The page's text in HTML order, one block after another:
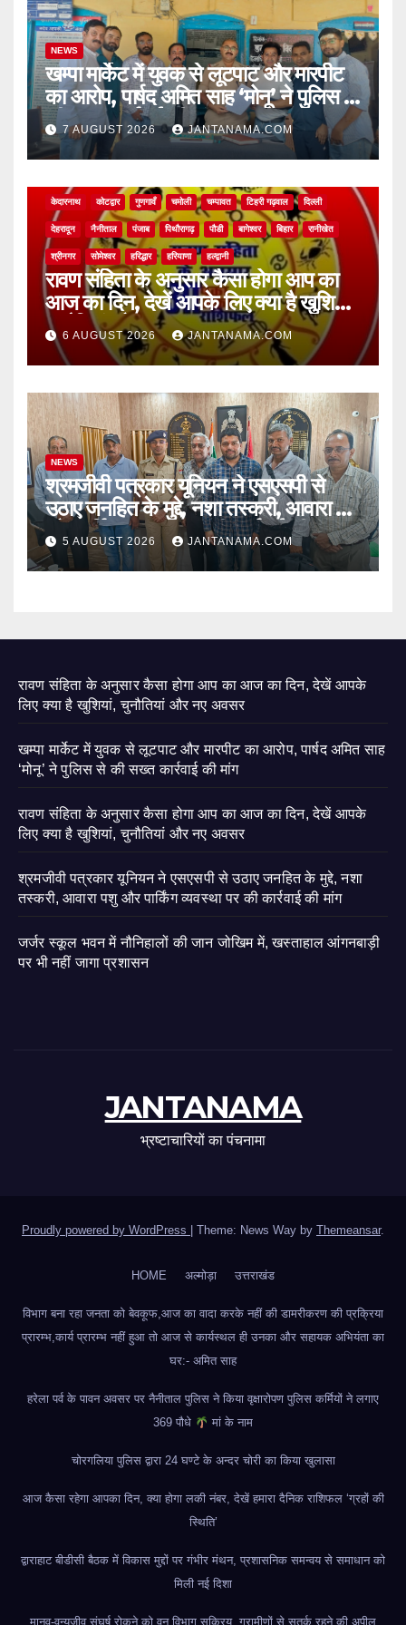
NEWS
खम्पा मार्केट में युवक से लूटपाट और मारपीट
का आरोप, पार्षद अमित साह ‘मोनू’ ने पुलिस से
की सख्त कार्रवाई की मांग
7 AUGUST 2026 JANTANAMA.COM
केदारनाथ कोटद्वार गुणगावँ चमोली चम्पावत टिहरी गढ़वाल दिल्ली
देहरादून नैनीताल पंजाब पिथौरागढ़ पौडी बागेश्वर बिहार रानीखेत
श्रीनगर सोमेश्वर हरिद्धार हरियाणा हल्द्वानी
रावण संहिता के अनुसार कैसा होगा आप का
आज का दिन, देखें आपके लिए क्या है खुशियां,
चुनौतियां और नए अवसर
6 AUGUST 2026 JANTANAMA.COM
NEWS
श्रमजीवी पत्रकार यूनियन ने एसएसपी से
उठाए जनहित के मुद्दे, नशा तस्करी, आवारा पशु
और पार्किंग व्यवस्था पर की कार्रवाई की मांग
5 AUGUST 2026 JANTANAMA.COM
रावण संहिता के अनुसार कैसा होगा आप का आज का दिन, देखें आपके
लिए क्या है खुशियां, चुनौतियां और नए अवसर
खम्पा मार्केट में युवक से लूटपाट और मारपीट का आरोप, पार्षद अमित साह
‘मोनू’ ने पुलिस से की सख्त कार्रवाई की मांग
रावण संहिता के अनुसार कैसा होगा आप का आज का दिन, देखें आपके
लिए क्या है खुशियां, चुनौतियां और नए अवसर
श्रमजीवी पत्रकार यूनियन ने एसएसपी से उठाए जनहित के मुद्दे, नशा
तस्करी, आवारा पशु और पार्किंग व्यवस्था पर की कार्रवाई की मांग
जर्जर स्कूल भवन में नौनिहालों की जान जोखिम में, खस्ताहाल आंगनबाड़ी
पर भी नहीं जागा प्रशासन
JANTANAMA
भ्रष्टाचारियों का पंचनामा
Proudly powered by WordPress Theme: News Way by Themeansar.
HOME अल्मोड़ा उत्तराखंड
विभाग बना रहा जनता को बेवकूफ,आज का वादा करके नहीं की डामरीकरण की प्रक्रिया
प्रारम्भ,कार्य प्रारम्भ नहीं हुआ तो आज से कार्यस्थल ही उनका और सहायक अभियंता का
घर:- अमित साह
हरेला पर्व के पावन अवसर पर नैनीताल पुलिस ने किया वृक्षारोपण पुलिस कर्मियों ने लगाए
369 पौधे
मां के नाम
चोरगलिया पुलिस द्वारा 24 घण्टे के अन्दर चोरी का किया खुलासा
आज कैसा रहेगा आपका दिन, क्या होगा लकी नंबर, देखें हमारा दैनिक राशिफल ‘ग्रहों की
स्थिति’
द्वाराहाट बीडीसी बैठक में विकास मुद्दों पर गंभीर मंथन, प्रशासनिक समन्वय से समाधान को
मिली नई दिशा
मानव-वन्यजीव संघर्ष रोकने को वन विभाग सक्रिय, ग्रामीणों से सतर्क रहने की अपील